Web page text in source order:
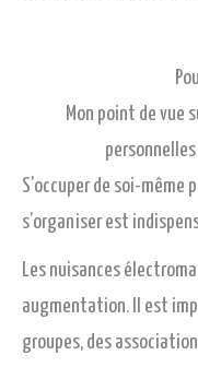
Mon point de vue
S’occuper de soi-
s’organiser est
Les nuisances
augmentation. Il est
groupes, des